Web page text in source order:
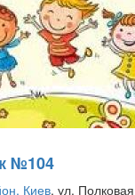
№104
Киев, ул.